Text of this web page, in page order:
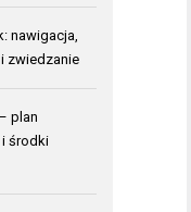
nawigacja,
zwiedzanie
plan
środki